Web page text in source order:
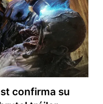
confirma su